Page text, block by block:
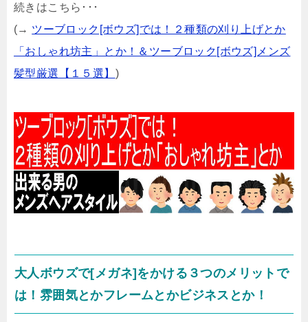
続きはこちら･･･
(→ ツーブロック[ボウズ]では！２種類の刈り上げとか
「おしゃれ坊主」とか！＆ツーブロック[ボウズ]メンズ
髪型厳選【１５選】 )
大人ボウズで[メガネ]をかける３つのメリットで
は！雰囲気とかフレームとかビジネスとか！